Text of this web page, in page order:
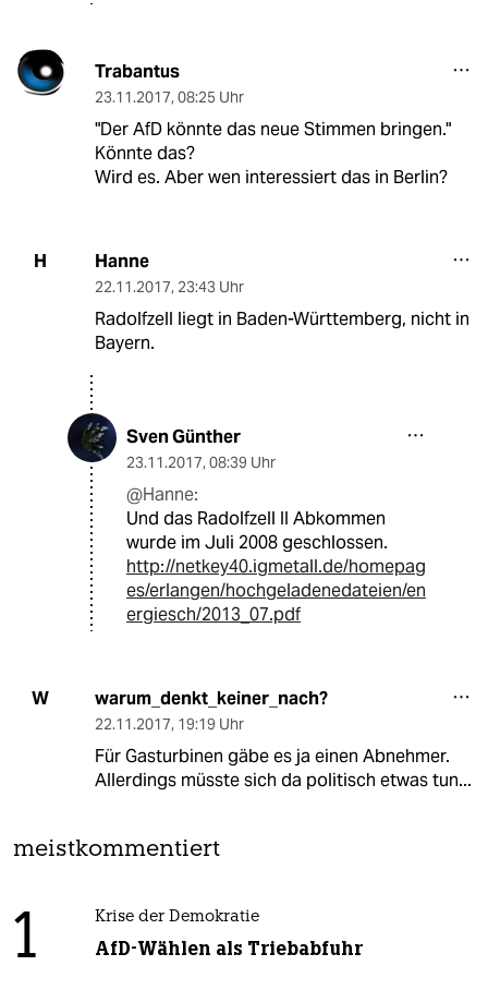
Trabantus
23.11.2017, 08:25 Uhr
"Der AfD könnte das neue Stimmen bringen."
Könnte das?
Wird es. Aber wen interessiert das in Berlin?
H Hanne
22.11.2017, 23:43 Uhr
Radolfzell liegt in Baden-Württemberg, nicht in
Bayern.
Sven Günther
23.11.2017, 08:39 Uhr
@Hanne:
Und das Radolfzell II Abkommen
wurde im Juli 2008 geschlossen.
http://netkey40.igmetall.de/homepag
es/erlangen/hochgeladenedateien/en
ergiesch/2013_07.pdf
W warum_denkt_keiner_nach?
22.11.2017, 19:19 Uhr
Für Gasturbinen gäbe es ja einen Abnehmer.
Allerdings müsste sich da politisch etwas tun...
meistkommentiert
1 Krise der Demokratie
AfD-Wählen als Triebabfuhr